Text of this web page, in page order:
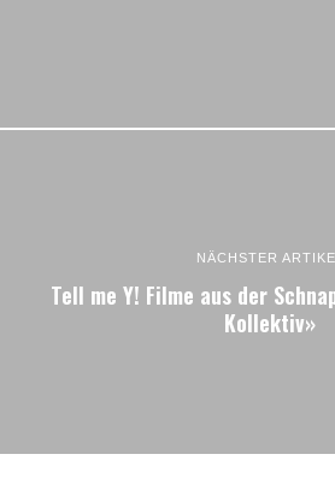
NÄCHSTER
Tell me Y! Filme aus der
Kollektiv»